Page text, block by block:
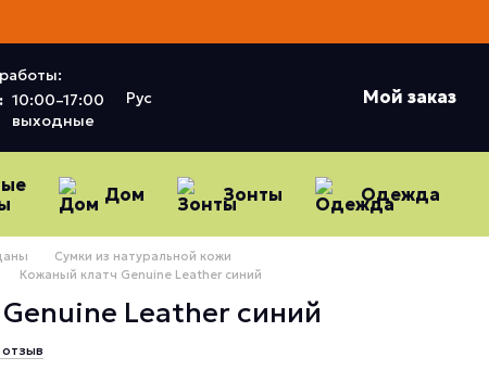
10:00–17:00
выходные
Рус Мой заказ
Дом Зонты Одежда
Сумки из натуральной кожи
Кожаный клатч Genuine Leather синий
Leather синий